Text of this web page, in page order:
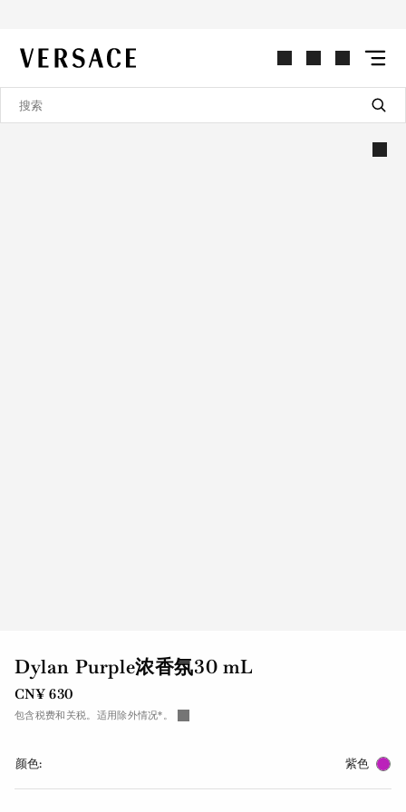
VERSACE | 主页
Dylan Purple浓香氛30 mL
CN¥ 630
包含税费和关税。适用除外情况*。
颜色: 紫色